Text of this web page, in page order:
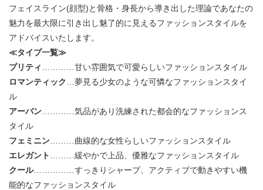
フェイスライン(顔型)と骨格・身長から導き出した理論であなたの
魅力を最大限に引き出し魅了的に見えるファッションスタイルを
アドバイスいたします。
≪タイプ一覧≫
プリティ
…………甘い雰囲気で可愛らしいファッションスタイル
ロマンティック
…夢見る少女のような可憐なファッションスタイ
ル
アーバン …………気品があり洗練された都会的なファッションス
タイル
フェミニン ………曲線的な女性らしいファッションスタイル
エレガント
………緩やかで上品、優雅なファッションスタイル
クール……………すっきりシャープ、アクティブで動きやすい機
能的なファッションスタイル